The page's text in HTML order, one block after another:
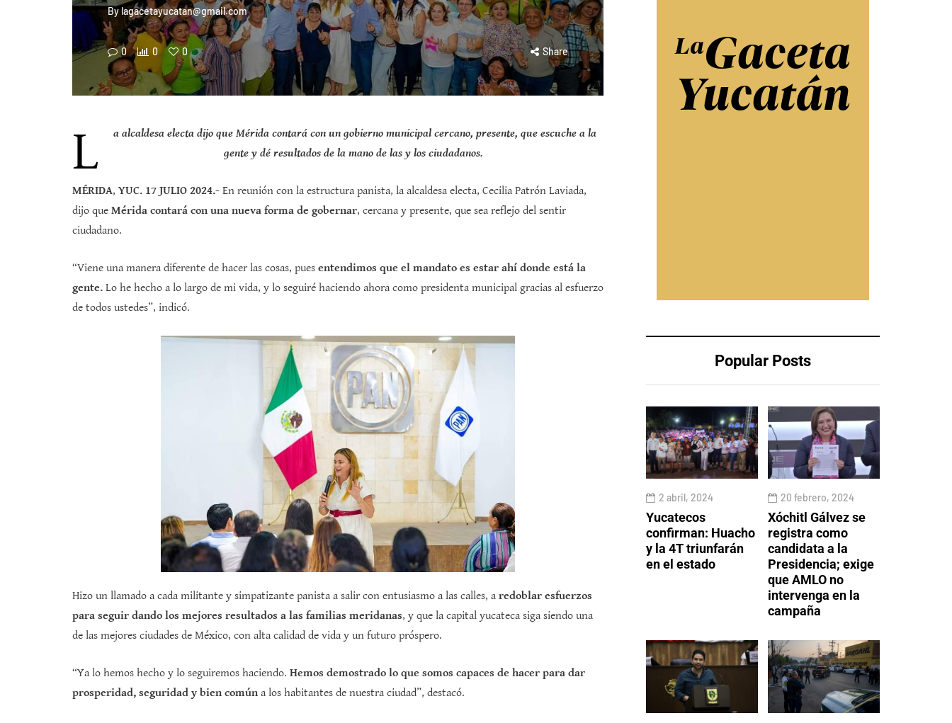
Bylagacetayucatan@gmail.com
0 0 0 Share
L
a alcaldesa electa dijo que Mérida contará con un gobierno municipal cercano, presente, que escuche a la
gente y dé resultados de la mano de las y los ciudadanos.
MÉRIDA, YUC. 17 JULIO 2024.- En reunión con la estructura panista, la alcaldesa electa, Cecilia Patrón Laviada,
dijo que Mérida contará con una nueva forma de gobernar, cercana y presente, que sea reflejo del sentir
ciudadano.
“Viene una manera diferente de hacer las cosas, pues entendimos que el mandato es estar ahí donde está la
gente. Lo he hecho a lo largo de mi vida, y lo seguiré haciendo ahora como presidenta municipal gracias al esfuerzo
de todos ustedes”, indicó.
Hizo un llamado a cada militante y simpatizante panista a salir con entusiasmo a las calles, a redoblar esfuerzos
para seguir dando los mejores resultados a las familias meridanas, y que la capital yucateca siga siendo una
de las mejores ciudades de México, con alta calidad de vida y un futuro próspero.
“Ya lo hemos hecho y lo seguiremos haciendo. Hemos demostrado lo que somos capaces de hacer para dar
prosperidad, seguridad y bien común a los habitantes de nuestra ciudad”, destacó.
Popular Posts
2 abril, 2024
Yucatecos
confirman: Huacho
y la 4T triunfarán
en el estado
20 febrero, 2024
Xóchitl Gálvez se
registra como
candidata a la
Presidencia; exige
que AMLO no
intervenga en la
campaña